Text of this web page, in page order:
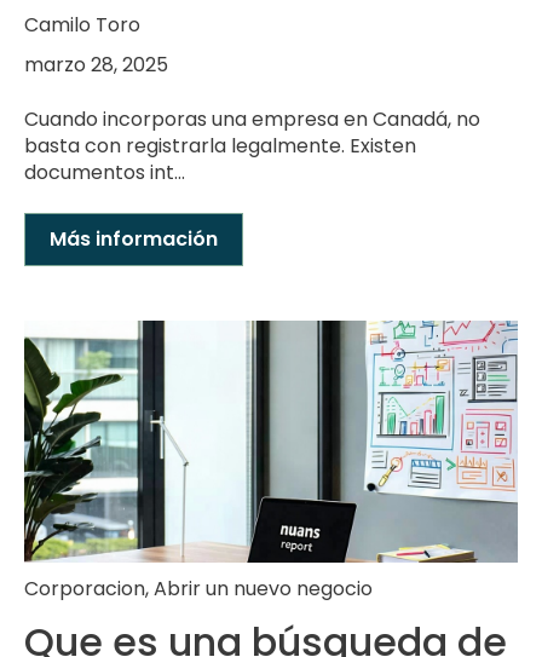
Camilo Toro
marzo 28, 2025
Cuando incorporas una empresa en Canadá, no
basta con registrarla legalmente. Existen
documentos int...
Más información
Corporacion,Abrir un nuevo negocio
Que es una búsqueda de